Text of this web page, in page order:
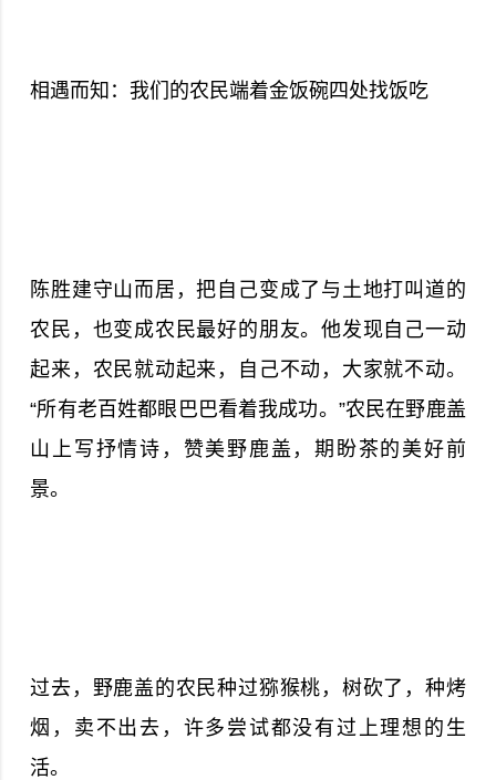
相遇而知：我们的农民端着金饭碗四处找饭吃
陈胜建守山而居，把自己变成了与土地打叫道的
农民，也变成农民最好的朋友。他发现自己一动
起来，农民就动起来，自己不动，大家就不动。
“所有老百姓都眼巴巴看着我成功。”农民在野鹿盖
山上写抒情诗，赞美野鹿盖，期盼茶的美好前
景。
过去，野鹿盖的农民种过猕猴桃，树砍了，种烤
烟，卖不出去，许多尝试都没有过上理想的生
活。